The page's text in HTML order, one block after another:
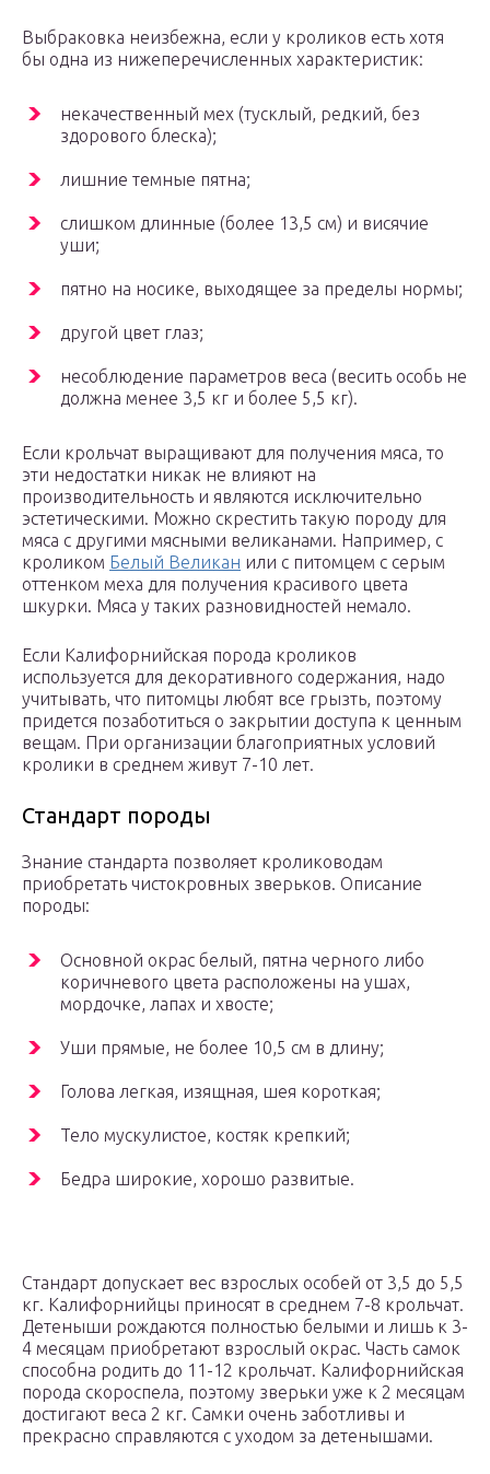
Выбраковка неизбежна, если у кроликов есть хотя
бы одна из нижеперечисленных характеристик:
некачественный мех (тусклый, редкий, без
здорового блеска);
лишние темные пятна;
слишком длинные (более 13,5 см) и висячие
уши;
пятно на носике, выходящее за пределы нормы;
другой цвет глаз;
несоблюдение параметров веса (весить особь не
должна менее 3,5 кг и более 5,5 кг).
Если крольчат выращивают для получения мяса, то
эти недостатки никак не влияют на
производительность и являются исключительно
эстетическими. Можно скрестить такую породу для
мяса с другими мясными великанами. Например, с
кроликом Белый Великан или с питомцем с серым
оттенком меха для получения красивого цвета
шкурки. Мяса у таких разновидностей немало.
Если Калифорнийская порода кроликов
используется для декоративного содержания, надо
учитывать, что питомцы любят все грызть, поэтому
придется позаботиться о закрытии доступа к ценным
вещам. При организации благоприятных условий
кролики в среднем живут 7-10 лет.
Стандарт породы
Знание стандарта позволяет кролиководам
приобретать чистокровных зверьков. Описание
породы:
Основной окрас белый, пятна черного либо
коричневого цвета расположены на ушах,
мордочке, лапах и хвосте;
Уши прямые, не более 10,5 см в длину;
Голова легкая, изящная, шея короткая;
Тело мускулистое, костяк крепкий;
Бедра широкие, хорошо развитые.
Стандарт допускает вес взрослых особей от 3,5 до 5,5
кг. Калифорнийцы приносят в среднем 7-8 крольчат.
Детеныши рождаются полностью белыми и лишь к 3-
4 месяцам приобретают взрослый окрас. Часть самок
способна родить до 11-12 крольчат. Калифорнийская
порода скороспела, поэтому зверьки уже к 2 месяцам
достигают веса 2 кг. Самки очень заботливы и
прекрасно справляются с уходом за детенышами.